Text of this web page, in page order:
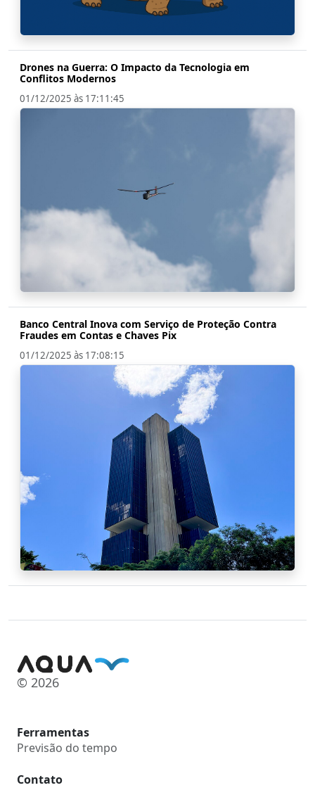
Drones na Guerra: O Impacto da Tecnologia em
Conflitos Modernos
01/12/2025 às 17:11:45
Banco Central Inova com Serviço de Proteção Contra
Fraudes em Contas e Chaves Pix
01/12/2025 às 17:08:15
© 2026
Ferramentas
Previsão do tempo
Contato